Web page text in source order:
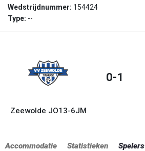
Wedstrijdnummer: 154424
Type: --
Zeewolde JO13-6JM
0-1
Accommodatie Statistieken Spelers